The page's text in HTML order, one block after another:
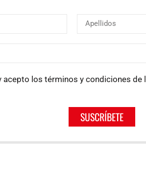
acepto los términos y condiciones
SUSCRÍBETE